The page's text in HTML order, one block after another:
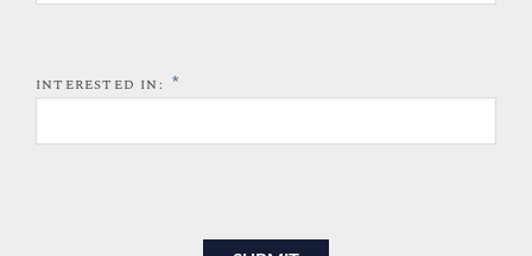
INTERESTED IN: *